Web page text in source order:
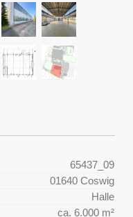
65437_09
01640 Coswig
Halle
ca. 6.000 m²